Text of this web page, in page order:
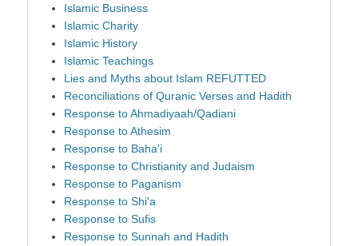
Islamic Business
Islamic Charity
Islamic History
Islamic Teachings
Lies and Myths about Islam REFUTTED
Reconciliations of Quranic Verses and Hadith
Response to Ahmadiyaah/Qadiani
Response to Athesim
Response to Baha'i
Response to Christianity and Judaism
Response to Paganism
Response to Shi'a
Response to Sufis
Response to Sunnah and Hadith